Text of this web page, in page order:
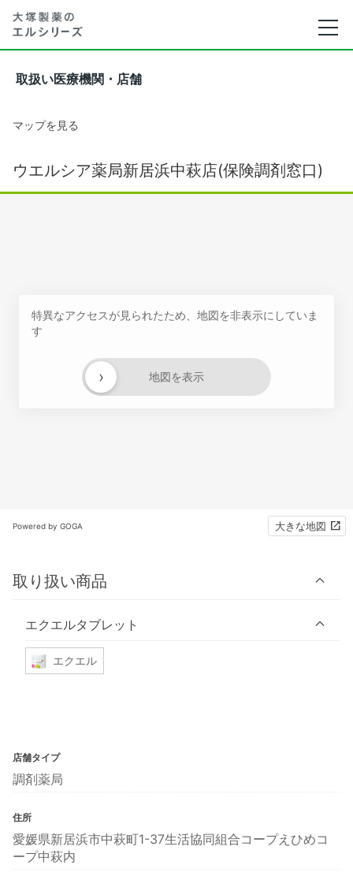
取扱い医療機関・店舗
マップを見る
ウエルシア薬局新居浜中萩店(保険調剤窓口)
特異なアクセスが見られたため、地図を非表示にしていま
す
地図を表示
›
Powered by GOGA 大きな地図
取り扱い商品
エクエルタブレット
エクエル
店舗タイプ
調剤薬局
住所
愛媛県新居浜市中萩町1-37生活協同組合コープえひめコ
ープ中萩内